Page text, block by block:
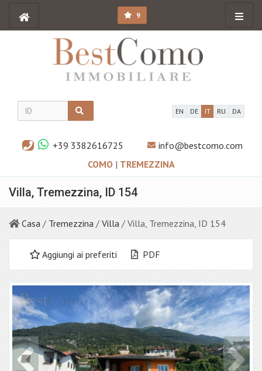
9
EN DE IT RU DA
+39 3382616725
info@bestcomo.com
COMO | TREMEZZINA
Villa, Tremezzina, ID 154
Casa / Tremezzina / Villa / Villa, Tremezzina, ID 154
Aggiungi ai preferiti PDF